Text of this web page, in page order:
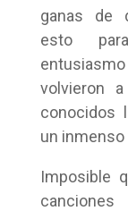
ganas de
esto
volvieron
conocidos
un
Imposible